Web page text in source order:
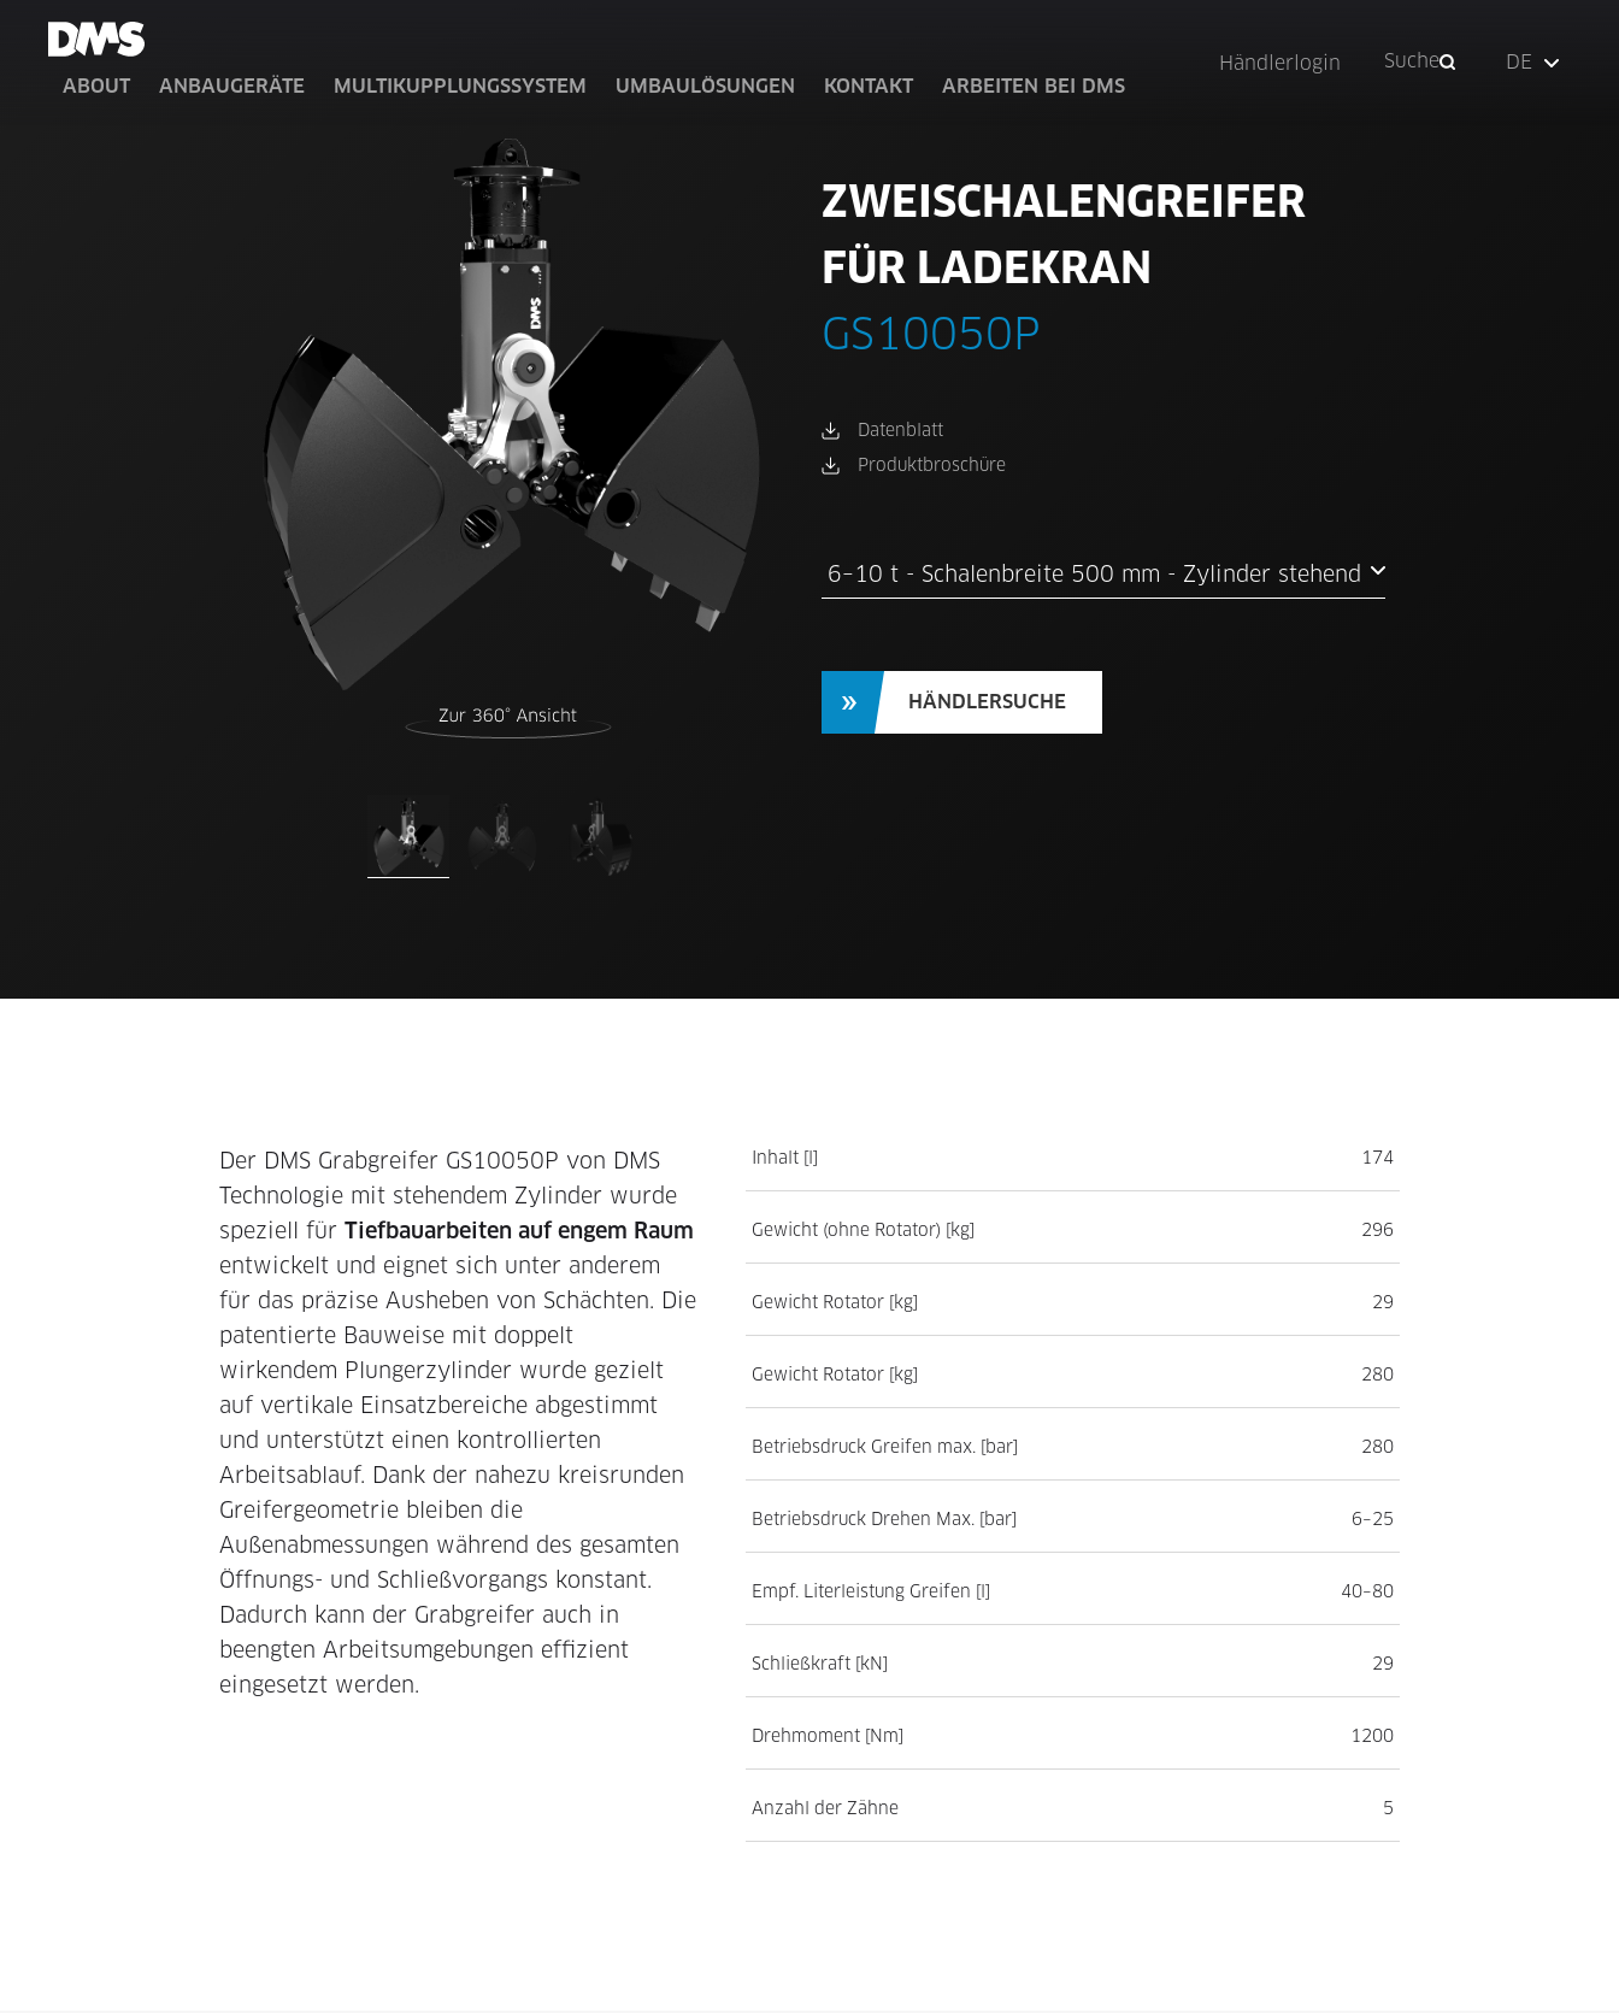
ABOUT ANBAUGERÄTE MULTIKUPPLUNGSSYSTEM UMBAULÖSUNGEN KONTAKT ARBEITEN BEI DMS
Händlerlogin Suche DE
ZWEISCHALENGREIFER
FÜR LADEKRAN
GS10050P
Datenblatt
Produktbroschüre
6–10 t - Schalenbreite 500 mm - Zylinder stehend
HÄNDLERSUCHE
Der DMS Grabgreifer GS10050P von DMS
Technologie mit stehendem Zylinder wurde
speziell für Tiefbauarbeiten auf engem Raum
entwickelt und eignet sich unter anderem
für das präzise Ausheben von Schächten. Die
patentierte Bauweise mit doppelt
wirkendem Plungerzylinder wurde gezielt
auf vertikale Einsatzbereiche abgestimmt
und unterstützt einen kontrollierten
Arbeitsablauf. Dank der nahezu kreisrunden
Greifergeometrie bleiben die
Außenabmessungen während des gesamten
Öffnungs- und Schließvorgangs konstant.
Dadurch kann der Grabgreifer auch in
beengten Arbeitsumgebungen effizient
eingesetzt werden.
Inhalt [l] 174
Gewicht (ohne Rotator) [kg] 296
Gewicht Rotator [kg] 29
Gewicht Rotator [kg] 280
Betriebsdruck Greifen max. [bar] 280
Betriebsdruck Drehen Max. [bar] 6–25
Empf. Literleistung Greifen [l] 40–80
Schließkraft [kN] 29
Drehmoment [Nm] 1200
Anzahl der Zähne 5